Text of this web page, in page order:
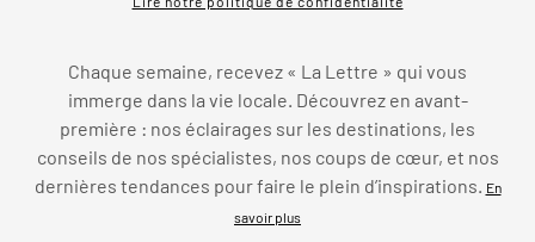
Chaque semaine, recevez « La Lettre » qui vous
immerge dans la vie locale. Découvrez en avant-
première : nos éclairages sur les destinations, les
conseils de nos spécialistes, nos coups de cœur, et nos
dernières tendances pour faire le plein d’inspirations. En
savoir plus